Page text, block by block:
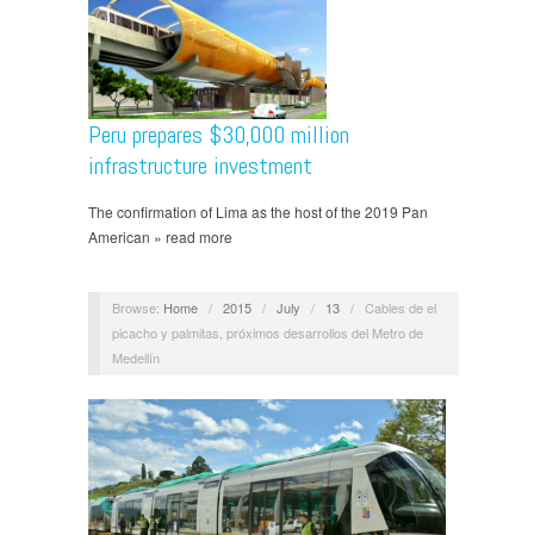
Peru prepares $30,000 million
infrastructure investment
The confirmation of Lima as the host of the 2019 Pan
American » read more
Browse: Home / 2015 / July / 13 / Cables de el
picacho y palmitas, próximos desarrollos del Metro de
Medellín